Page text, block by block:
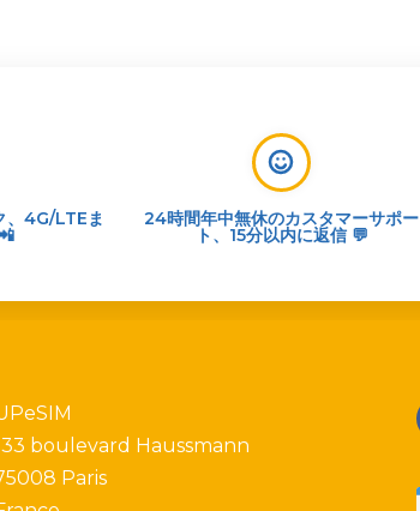
、4G/LTEま 24時間年中無休のカスタマーサポー
ト、15分以内に返信 💬
boulevard Haussmann
Paris